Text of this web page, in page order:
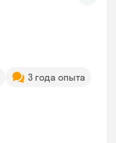
3 года опыта